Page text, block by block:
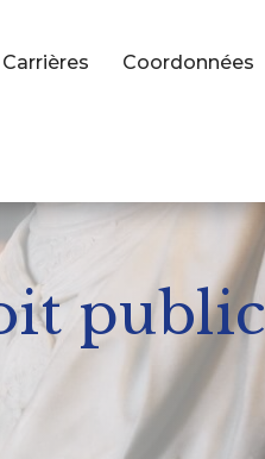
Carrières Coordonnées
public